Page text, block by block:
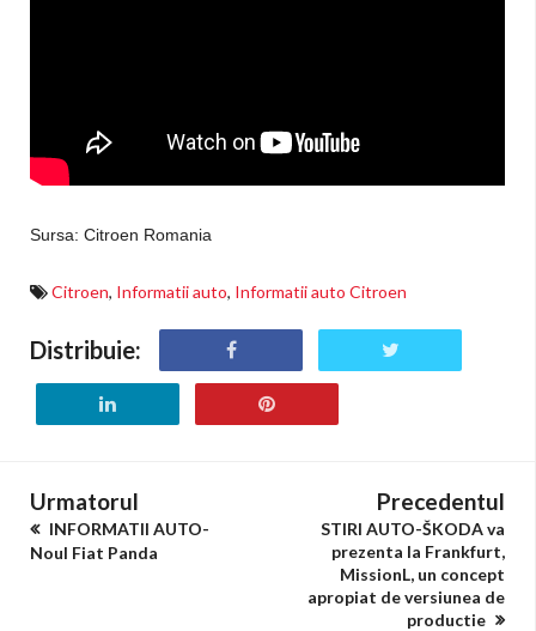
Sursa: Citroen Romania
Citroen, Informatii auto, Informatii auto Citroen
Distribuie:
Urmatorul
INFORMATII AUTO-
Noul Fiat Panda
Precedentul
STIRI AUTO-ŠKODA va
prezenta la Frankfurt,
MissionL, un concept
apropiat de versiunea de
productie